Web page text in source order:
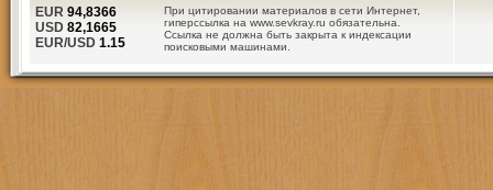
При цитировании материалов в сети Интернет,
гиперссылка на www.sevkray.ru обязательна.
Ссылка не должна быть закрыта к индексации
поисковыми машинами.
EUR 94,8366
USD 82,1665
EUR/USD 1.15